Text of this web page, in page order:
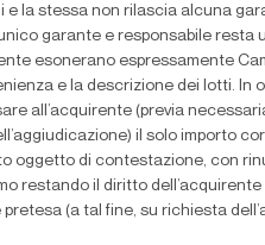
la stessa non rilascia alcuna
garante e responsabile
esonerano espressamente
e la descrizione dei lotti. In
all’acquirente (previa
il solo importo
oggetto di contestazione, con
restando il diritto
pretesa (a talfine, su richiesta